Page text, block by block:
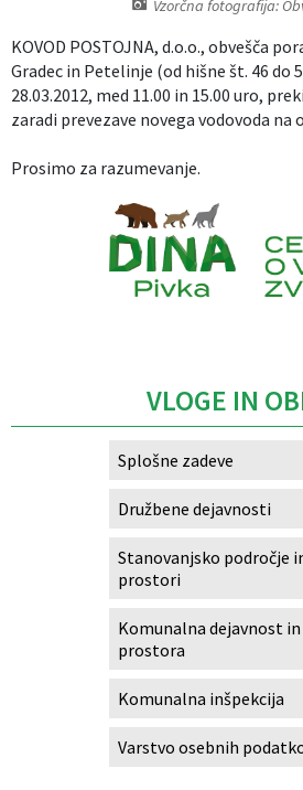
Vzorčna fotografija:
KOVOD POSTOJNA, d.o.o., obvešča
Gradec in Petelinje (od hišne št. 46 do
28.03.2012, med 11.00 in 15.00 uro,
zaradi prevezave novega vodovoda na
Prosimo za razumevanje.
VLOGE IN
Splošne zadeve
Družbene dejavnosti
Stanovanjsko področje
prostori
Komunalna dejavnost
prostora
Komunalna inšpekcija
Varstvo osebnih
Kultura, šport in turizem